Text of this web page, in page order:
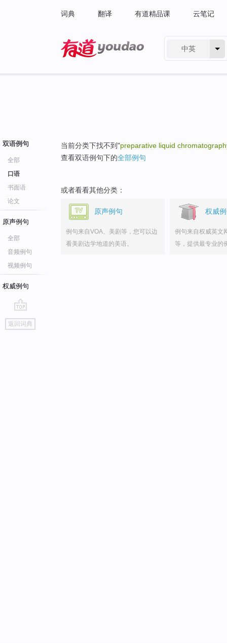
词典 翻译 有道精品课 云笔记
中英
双语例句
全部
口语
书面语
论文
原声例句
全部
音频例句
视频例句
权威例句
go
top
返回词典
当前分类下找不到"preparative liquid
查看双语例句下的全部例句
或者看看其他分类：
原声例句
例句来自VOA、美剧等，您可以边
看美剧边学地道的美语。
权威
例句来自权威英文
等，提供最专业的